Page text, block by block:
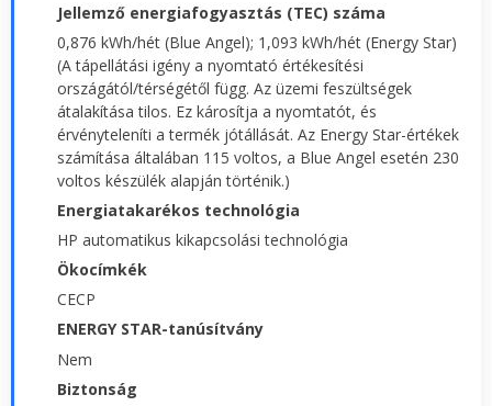
Jellemző energiafogyasztás (TEC) száma
0,876 kWh/hét (Blue Angel); 1,093 kWh/hét (Energy Star)
(A tápellátási igény a nyomtató értékesítési
országától/térségétől függ. Az üzemi feszültségek
átalakítása tilos. Ez károsítja a nyomtatót, és
érvényteleníti a termék jótállását. Az Energy Star-értékek
számítása általában 115 voltos, a Blue Angel esetén 230
voltos készülék alapján történik.)
Energiatakarékos technológia
HP automatikus kikapcsolási technológia
Ökocímkék
CECP
ENERGY STAR-tanúsítvány
Nem
Biztonság